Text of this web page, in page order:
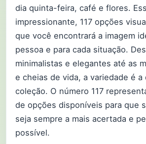
dia quinta-feira, café e flores.
impressionante, 117 opções
que você encontrará a imagem
pessoa e para cada situação.
minimalistas e elegantes até as
e cheias de vida, a variedade é a
coleção. O número 117
de opções disponíveis para que
seja sempre a mais acertada e
possível.